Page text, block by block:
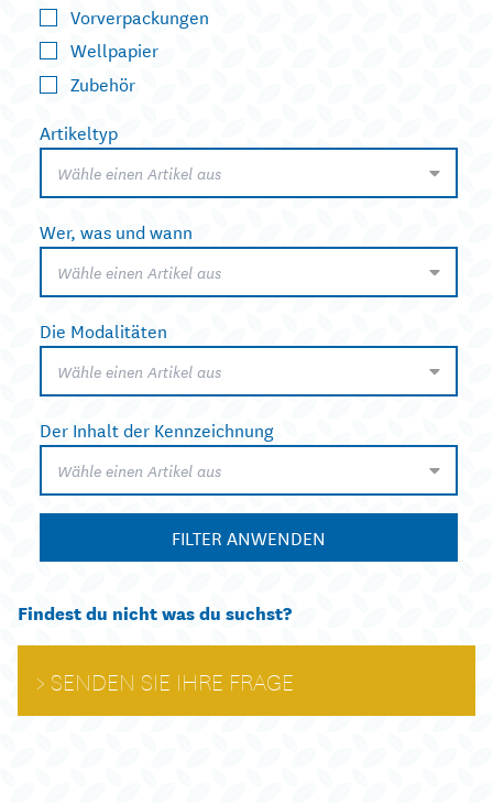
Vorverpackungen
Wellpapier
Zubehör
Artikeltyp
Wähle einen Artikel aus
Wer, was und wann
Wähle einen Artikel aus
Die Modalitäten
Wähle einen Artikel aus
Der Inhalt der Kennzeichnung
Wähle einen Artikel aus
FILTER ANWENDEN
Findest du nicht was du suchst?
SENDEN SIE IHRE FRAGE